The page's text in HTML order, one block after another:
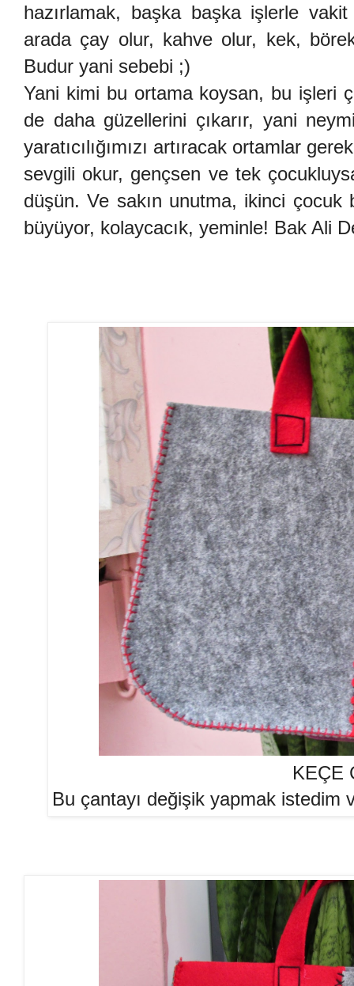
hazırlamak, başka başka işlerle
arada çay olur, kahve olur, kek,
Budur yani sebebi ;)
Yani kimi bu ortama koysan, bu işleri
de daha güzellerini çıkarır, yani
yaratıcılığımızı artıracak ortamlar
sevgili okur, gençsen ve tek
düşün. Ve sakın unutma, ikinci çocuk
büyüyor, kolaycacık, yeminle! Bak Ali
KEÇE
Bu çantayı değişik yapmak